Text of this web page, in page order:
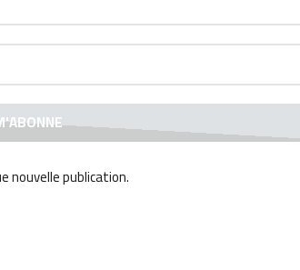
nouvelle publication.